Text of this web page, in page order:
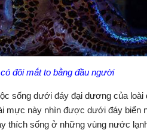
đôi mắt to bằng đầu người
sống dưới đáy đại dương của loài
mực này nhìn được dưới đáy biển
thích sống ở những vùng nước